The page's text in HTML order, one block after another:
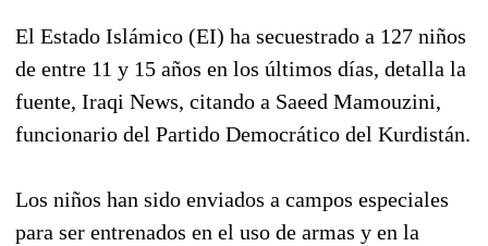
El Estado Islámico (EI) ha secuestrado a 127 niños
de entre 11 y 15 años en los últimos días, detalla la
fuente, Iraqi News, citando a Saeed Mamouzini,
funcionario del Partido Democrático del Kurdistán.
Los niños han sido enviados a campos especiales
para ser entrenados en el uso de armas y en la